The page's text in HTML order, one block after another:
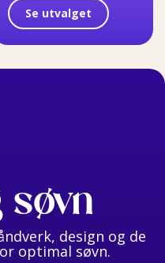
Se utvalget
søvn
design og de
optimal søvn.